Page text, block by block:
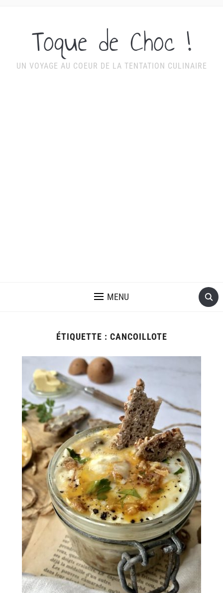
Toque de Choc !
UN VOYAGE AU COEUR DE LA TENTATION CULINAIRE
MENU
ÉTIQUETTE : CANCOILLOTE